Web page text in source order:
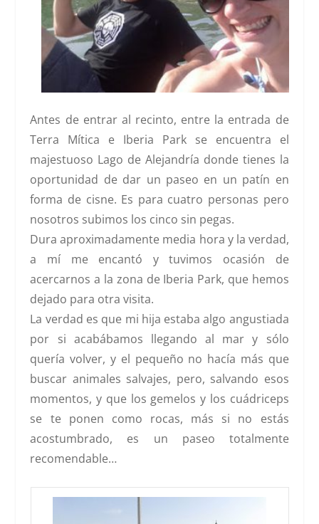
Antes de entrar al recinto, entre la entrada de
Terra Mítica e Iberia Park se encuentra el
majestuoso Lago de Alejandría donde tienes la
oportunidad de dar un paseo en un patín en
forma de cisne. Es para cuatro personas pero
nosotros subimos los cinco sin pegas.
Dura aproximadamente media hora y la verdad,
a mí me encantó y tuvimos ocasión de
acercarnos a la zona de Iberia Park, que hemos
dejado para otra visita.
La verdad es que mi hija estaba algo angustiada
por si acabábamos llegando al mar y sólo
quería volver, y el pequeño no hacía más que
buscar animales salvajes, pero, salvando esos
momentos, y que los gemelos y los cuádriceps
se te ponen como rocas, más si no estás
acostumbrado, es un paseo totalmente
recomendable…